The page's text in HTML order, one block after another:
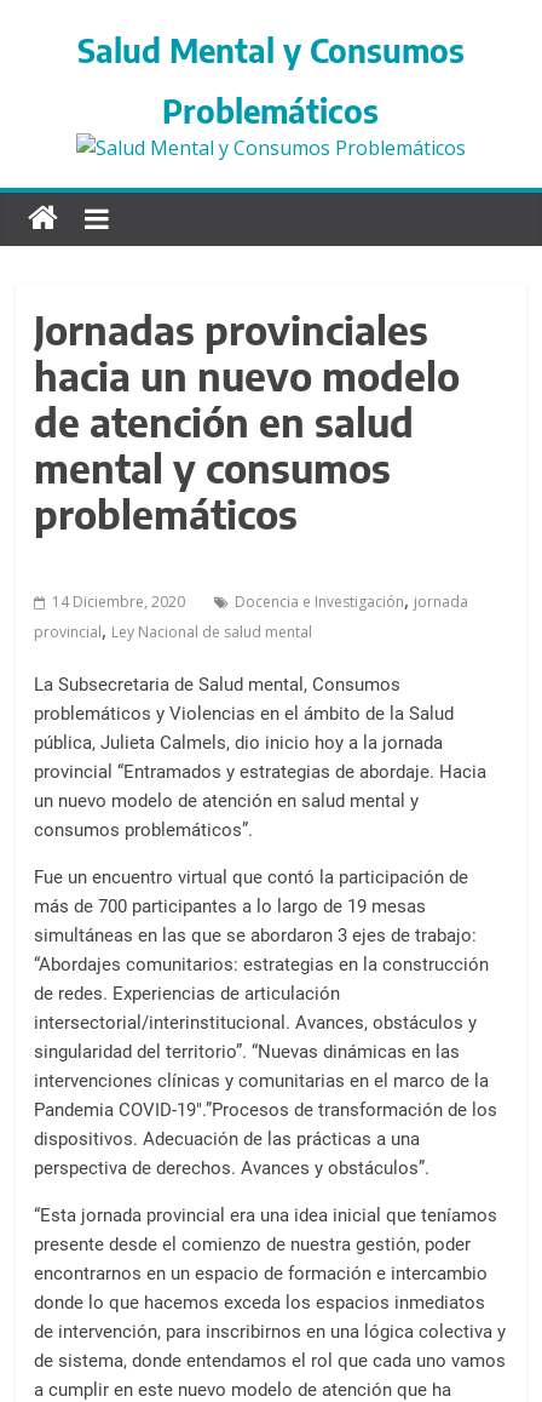
d
r
Salud Mental y Consumos
Problemáticos
Jornadas provinciales
hacia un nuevo modelo
de atención en salud
mental y consumos
problemáticos
14 Diciembre, 2020 Docencia e Investigación, jornada
provincial, Ley Nacional de salud mental
La Subsecretaria de Salud mental, Consumos
problemáticos y Violencias en el ámbito de la Salud
pública, Julieta Calmels, dio inicio hoy a la jornada
provincial “Entramados y estrategias de abordaje. Hacia
un nuevo modelo de atención en salud mental y
consumos problemáticos”.
Fue un encuentro virtual que contó la participación de
más de 700 participantes a lo largo de 19 mesas
simultáneas en las que se abordaron 3 ejes de trabajo:
“Abordajes comunitarios: estrategias en la construcción
de redes. Experiencias de articulación
intersectorial/interinstitucional. Avances, obstáculos y
singularidad del territorio”. “Nuevas dinámicas en las
intervenciones clínicas y comunitarias en el marco de la
Pandemia COVID-19″.”Procesos de transformación de los
dispositivos. Adecuación de las prácticas a una
perspectiva de derechos. Avances y obstáculos”.
“Esta jornada provincial era una idea inicial que teníamos
presente desde el comienzo de nuestra gestión, poder
encontrarnos en un espacio de formación e intercambio
donde lo que hacemos exceda los espacios inmediatos
de intervención, para inscribirnos en una lógica colectiva y
de sistema, donde entendamos el rol que cada uno vamos
a cumplir en este nuevo modelo de atención que ha